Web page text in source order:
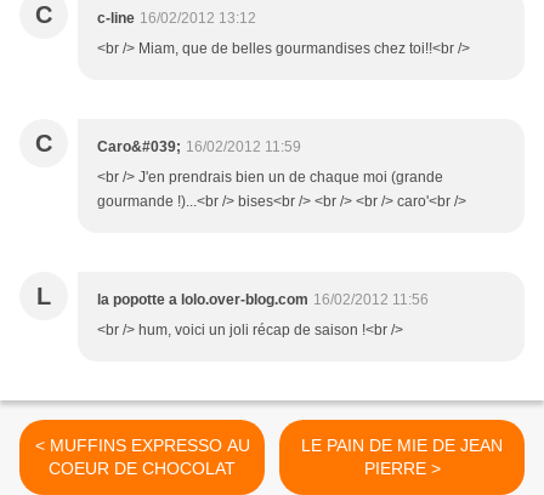
C c-line 16/02/2012 13:12
<br /> Miam, que de belles gourmandises chez toi!!<br />
C Caro&#039; 16/02/2012 11:59
<br /> J'en prendrais bien un de chaque moi (grande
gourmande !)...<br /> bises<br /> <br /> <br /> caro'<br />
L la popotte a lolo.over-blog.com 16/02/2012 11:56
<br /> hum, voici un joli récap de saison !<br />
< MUFFINS EXPRESSO AU
COEUR DE CHOCOLAT
LE PAIN DE MIE DE JEAN
PIERRE >